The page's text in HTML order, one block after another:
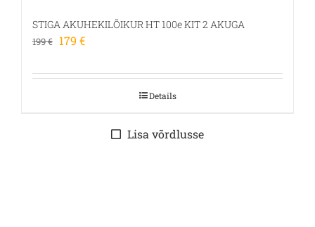
STIGA AKUHEKILÕIKUR HT 100e KIT 2 AKUGA
199€ Algne
oli:
179 €Praegune
on:
Details
Lisa võrdlusse